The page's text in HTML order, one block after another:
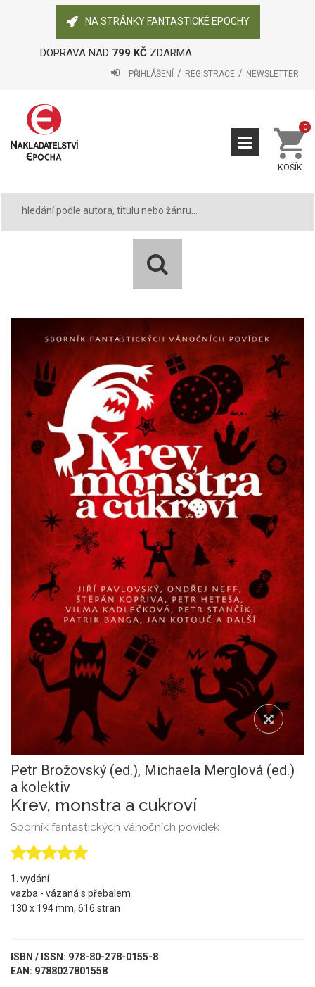
NA STRÁNKY FANTASTICKÉ EPOCHY
DOPRAVA NAD 799 KČZDARMA
PŘIHLÁŠENÍ REGISTRACE NEWSLETTER
KOŠÍK
0
Petr Brožovský (ed.), Michaela Merglová (ed.)
a kolektiv
Krev, monstra a cukroví
Sborník fantastických vánočních povídek
1. vydání
vazba - vázaná s přebalem
130 x 194 mm, 616 stran
ISBN / ISSN: 978-80-278-0155-8
EAN: 9788027801558